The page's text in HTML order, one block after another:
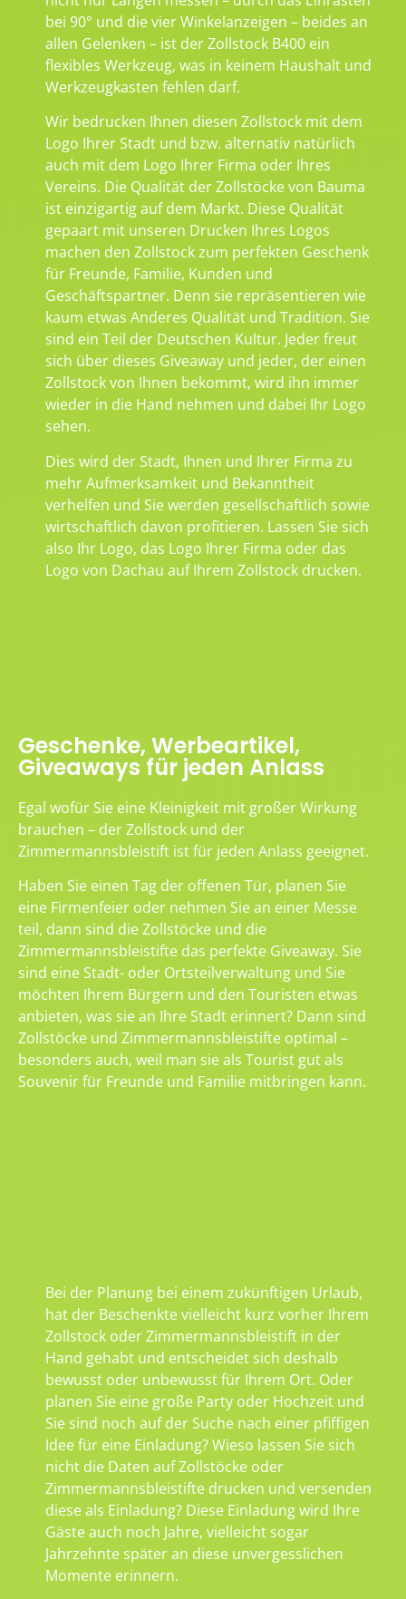
bei 90° und die vier Winkelanzeigen – beides an
allen Gelenken – ist der Zollstock B400 ein
flexibles Werkzeug, was in keinem Haushalt und
Werkzeugkasten fehlen darf.
Wir bedrucken Ihnen diesen Zollstock mit dem
Logo Ihrer Stadt und bzw. alternativ natürlich
auch mit dem Logo Ihrer Firma oder Ihres
Vereins. Die Qualität der Zollstöcke von Bauma
ist einzigartig auf dem Markt. Diese Qualität
gepaart mit unseren Drucken Ihres Logos
machen den Zollstock zum perfekten Geschenk
für Freunde, Familie, Kunden und
Geschäftspartner. Denn sie repräsentieren wie
kaum etwas Anderes Qualität und Tradition. Sie
sind ein Teil der Deutschen Kultur. Jeder freut
sich über dieses Giveaway und jeder, der einen
Zollstock von Ihnen bekommt, wird ihn immer
wieder in die Hand nehmen und dabei Ihr Logo
sehen.
Dies wird der Stadt, Ihnen und Ihrer Firma zu
mehr Aufmerksamkeit und Bekanntheit
verhelfen und Sie werden gesellschaftlich sowie
wirtschaftlich davon profitieren. Lassen Sie sich
also Ihr Logo, das Logo Ihrer Firma oder das
Logo von Dachau auf Ihrem Zollstock drucken.
Geschenke, Werbeartikel,
Giveaways für jeden Anlass
Egal wofür Sie eine Kleinigkeit mit großer Wirkung
brauchen – der Zollstock und der
Zimmermannsbleistift ist für jeden Anlass geeignet.
Haben Sie einen Tag der offenen Tür, planen Sie
eine Firmenfeier oder nehmen Sie an einer Messe
teil, dann sind die Zollstöcke und die
Zimmermannsbleistifte das perfekte Giveaway. Sie
sind eine Stadt- oder Ortsteilverwaltung und Sie
möchten Ihrem Bürgern und den Touristen etwas
anbieten, was sie an Ihre Stadt erinnert? Dann sind
Zollstöcke und Zimmermannsbleistifte optimal –
besonders auch, weil man sie als Tourist gut als
Souvenir für Freunde und Familie mitbringen kann.
Bei der Planung bei einem zukünftigen Urlaub,
hat der Beschenkte vielleicht kurz vorher Ihrem
Zollstock oder Zimmermannsbleistift in der
Hand gehabt und entscheidet sich deshalb
bewusst oder unbewusst für Ihrem Ort. Oder
planen Sie eine große Party oder Hochzeit und
Sie sind noch auf der Suche nach einer pfiffigen
Idee für eine Einladung? Wieso lassen Sie sich
nicht die Daten auf Zollstöcke oder
Zimmermannsbleistifte drucken und versenden
diese als Einladung? Diese Einladung wird Ihre
Gäste auch noch Jahre, vielleicht sogar
Jahrzehnte später an diese unvergesslichen
Momente erinnern.